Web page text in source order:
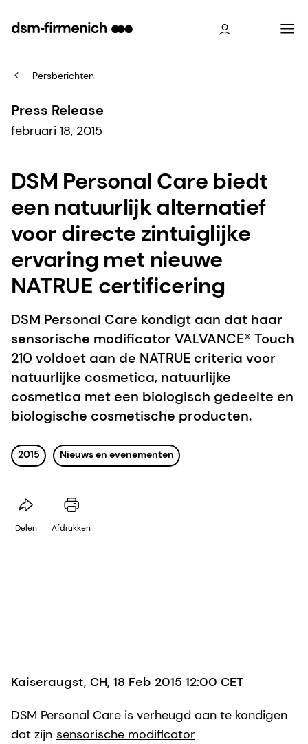
Persberichten
Press Release
februari 18, 2015
DSM Personal Care biedt
een natuurlijk alternatief
voor directe zintuiglijke
ervaring met nieuwe
NATRUE certificering
DSM Personal Care kondigt aan dat haar
sensorische modificator VALVANCE® Touch
210 voldoet aan de NATRUE criteria voor
natuurlijke cosmetica, natuurlijke
cosmetica met een biologisch gedeelte en
biologische cosmetische producten.
2015 Nieuws en evenementen
Delen Afdrukken
Kaiseraugst, CH, 18 Feb 2015 12:00 CET
DSM Personal Care is verheugd aan te kondigen
dat zijn sensorische modificator